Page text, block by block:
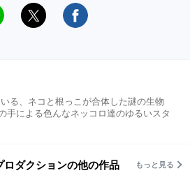
る、ネコと根っこが合体した謎の生物
手による色んなネッコロ達のゆるいスタ
ダクションの他の作品 もっと見る